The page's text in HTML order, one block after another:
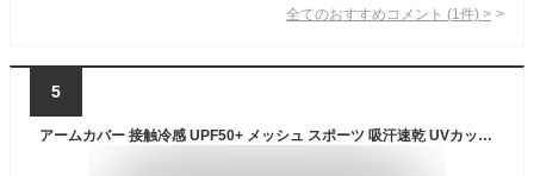
全てのおすすめコメント (1 件) >
5
アームカバー 接触冷感 UPF50+ メッシュ スポーツ 吸汗速乾 UVカット 日焼け対策 冷感 ひんやり ストレッチ サイクリング 男女兼用 ユニセックス メンズ レディース 男性 女性 軽量 紫外線対策 日焼け対策 夏 アウトドア 運転 おしゃれ rockbros